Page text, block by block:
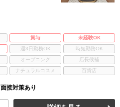
賞与
未経験OK
週3日勤務OK
時短勤務OK
オープニング
店長候補
ナチュラルコスメ 百貨店
面接対策あり